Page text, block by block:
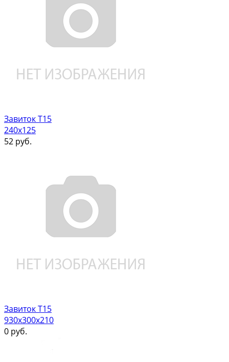
Завиток Т15
240х125
52 руб.
Завиток Т15
930х300х210
0 руб.